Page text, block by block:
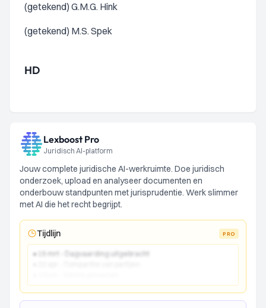
(getekend) G.M.G. Hink
(getekend) M.S. Spek
HD
Lexboost Pro
Juridisch AI-platform
Jouw complete juridische AI-werkruimte. Doe juridisch
onderzoek, upload en analyseer documenten en
onderbouw standpunten met jurisprudentie. Werk slimmer
met AI die het recht begrijpt.
Tijdlijn PRO
● 15 mrt - Dagvaarding uitgebracht